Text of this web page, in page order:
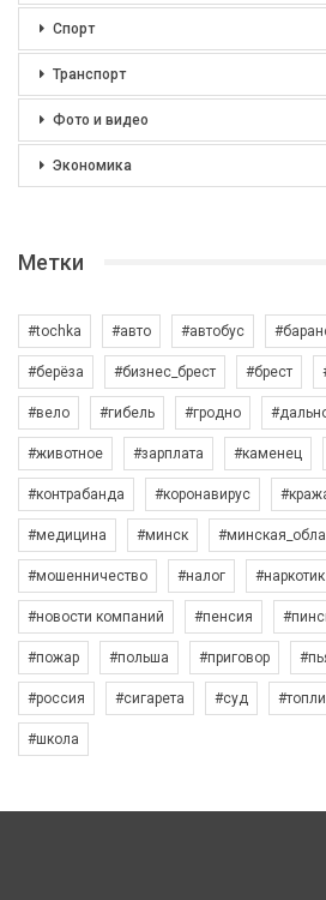
Спорт
Транспорт
Фото и видео
Экономика
Метки
#tochka #авто #автобус
#берёза #бизнес_брест #брест
#вело #гибель #гродно
#животное #зарплата #каменец
#контрабанда #коронавирус
#медицина #минск
#мошенничество #налог #наркотик
#новости компаний #пенсия
#пожар #польша #приговор
#россия #сигарета #суд
#школа